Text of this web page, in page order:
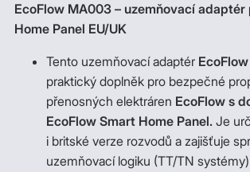
EcoFlow MA003 – uzemňovací adaptér
Home Panel EU/UK
Tento uzemňovací adaptér
praktický doplněk pro bezpečné
přenosných elektráren EcoFlow s
EcoFlow Smart Home Panel. Je
i britské verze rozvodů a zajišťuje
uzemňovací logiku (TT/TN